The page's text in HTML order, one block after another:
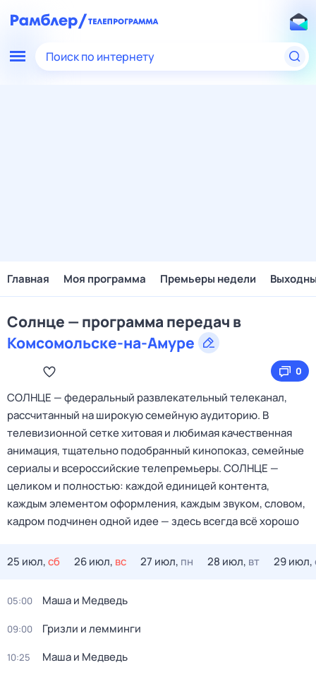
Поиск по интернету
Главная Моя программа Премьеры недели
Солнце — программа передач в
Комсомольске-на-Амуре
0
СОЛНЦЕ — федеральный развлекательный телеканал,
рассчитанный на широкую семейную аудиторию. В
телевизионной сетке хитовая и любимая качественная
анимация, тщательно подобранный кинопоказ, семейные
сериалы и всероссийские телепремьеры. СОЛНЦЕ —
целиком и полностью: каждой единицей контента,
каждым элементом оформления, каждым звуком, словом,
кадром подчинен одной идее — здесь всегда всё хорошо
25 июл,сб 26 июл, вс 27 июл, пн 28 июл, вт 29 июл,
05:00 Маша и Медведь
09:00 Гризли и лемминги
10:25 Маша и Медведь